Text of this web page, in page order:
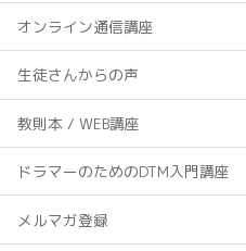
オンライン通信講座
生徒さんからの声
教則本 / WEB講座
ドラマーのためのDTM入門講座
メルマガ登録